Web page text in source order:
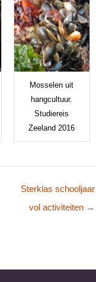
Mosselen uit
hangcultuur.
Studiereis
Zeeland 2016
Sterklas schooljaar
vol activiteiten →